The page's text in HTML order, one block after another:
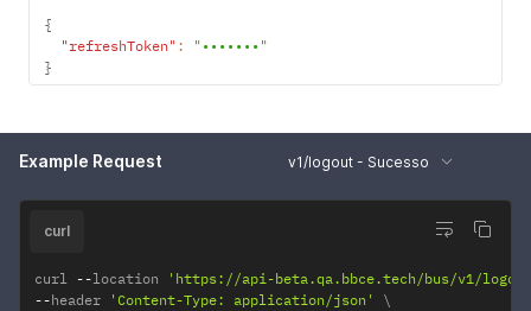
{
"refreshToken" :
"•••••••"
}
Example Request v1/logout - Sucesso
curl
curl --location
'https://api-beta.qa.bbce.tech/bus/v1/
--header 'Content-Type: application/json'